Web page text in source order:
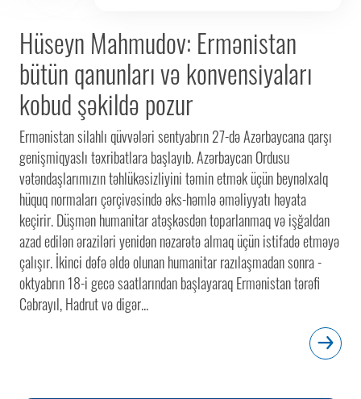
Hüseyn Mahmudov: Ermənistan
bütün qanunları və konvensiyaları
kobud şəkildə pozur
Ermənistan silahlı qüvvələri sentyabrın 27-də Azərbaycana qarşı
genişmiqyaslı təxribatlara başlayıb. Azərbaycan Ordusu
vətəndaşlarımızın təhlükəsizliyini təmin etmək üçün beynəlxalq
hüquq normaları çərçivəsində əks-həmlə əməliyyatı həyata
keçirir. Düşmən humanitar atəşkəsdən toparlanmaq və işğaldan
azad edilən əraziləri yenidən nəzarətə almaq üçün istifadə etməyə
çalışır. İkinci dəfə əldə olunan humanitar razılaşmadan sonra -
oktyabrın 18-i gecə saatlarından başlayaraq Ermənistan tərəfi
Cəbrayıl, Hadrut və digər...